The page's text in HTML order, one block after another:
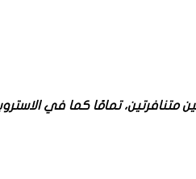
تمامًا كما في